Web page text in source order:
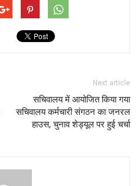
Next article
सचिवालय में आयोजित किया गया
सचिवालय कर्मचारी संगठन का जनरल
हाउस, चुनाव शेड्यूल पर हुई चर्चा